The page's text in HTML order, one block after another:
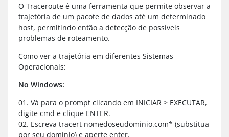
O Traceroute é uma ferramenta que permite observar a
trajetória de um pacote de dados até um determinado
host, permitindo então a detecção de possíveis
problemas de roteamento.
Como ver a trajetória em diferentes Sistemas
Operacionais:
No Windows:
01. Vá para o prompt clicando em INICIAR > EXECUTAR,
digite cmd e clique ENTER.
02. Escreva tracert nomedoseudominio.com* (substitua
por seu domínio) e aperte enter.